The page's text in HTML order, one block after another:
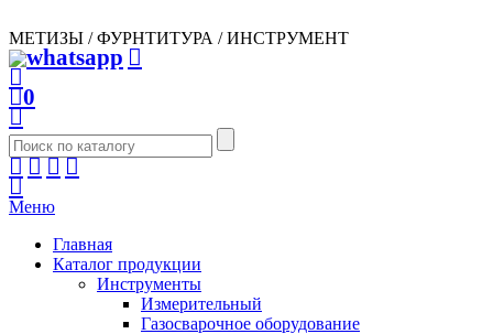
МЕТИЗЫ / ФУРНТИТУРА / ИНСТРУМЕНТ
0
Меню
Главная
Каталог продукции
Инструменты
Измерительный
Газосварочное оборудование